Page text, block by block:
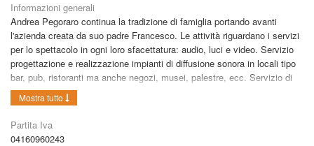
Informazioni generali
Andrea Pegoraro continua la tradizione di famiglia portando avanti
l'azienda creata da suo padre Francesco. Le attività riguardano i servizi
per lo spettacolo in ogni loro sfacettatura: audio, luci e video. Servizio
progettazione e realizzazione impianti di diffusione sonora in locali tipo
bar, pub, ristoranti ma anche negozi, musei, palestre, ecc. Servizio di
assistenza tecnica sia elettronica che dei trasduttori. Impianti hifi e
home cinema. Vendita di impianti audio professionali dove tutta
l'esperienza sul campo è mutuata per cosigliare il prodotto più adatto
alle vostre esigenze.
Mostra tutto
Partita Iva
04160960243